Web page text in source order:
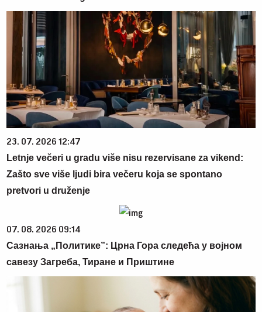
23. 07. 2026 12:47
Letnje večeri u gradu više nisu rezervisane za vikend:
Zašto sve više ljudi bira večeru koja se spontano
pretvori u druženje
07. 08. 2026 09:14
Сазнања „Политике”: Црна Гора следећа у војном
савезу Загреба, Тиране и Приштине